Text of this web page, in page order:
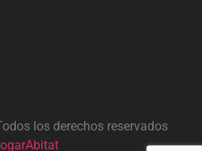
los derechos reservados